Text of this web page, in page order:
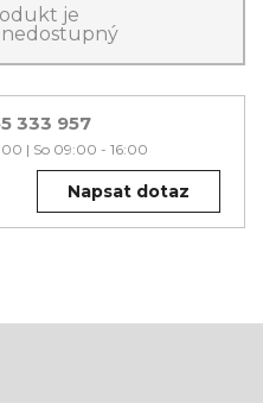
je
333 957
| So 09:00 - 16:00
Napsat dotaz